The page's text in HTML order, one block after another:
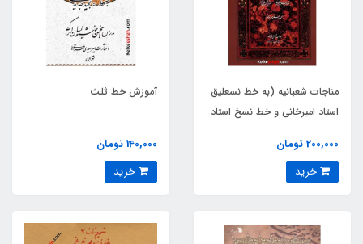
مناجات شعبانیه (به خط نسعلیق
استاد امیرخانی و خط نسخ استاد
200,000 تومان
آموزش خط ثلث
140,000 تومان